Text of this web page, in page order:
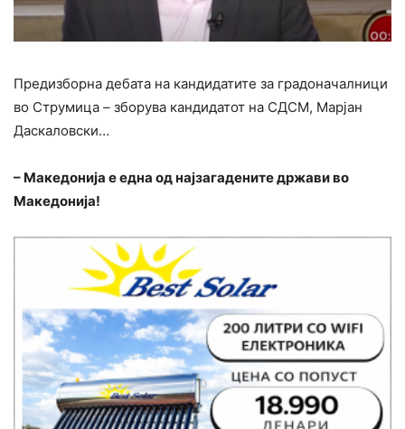
Предизборна дебата на кандидатите за градоначалници
во Струмица – зборува кандидатот на СДСМ, Марјан
Даскаловски…
– Македонија е една од најзагадените држави во
Македонија!